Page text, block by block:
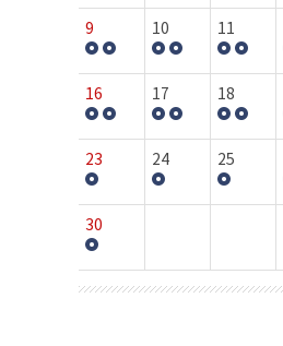
9 10 11
16 17 18
23 24 25
30